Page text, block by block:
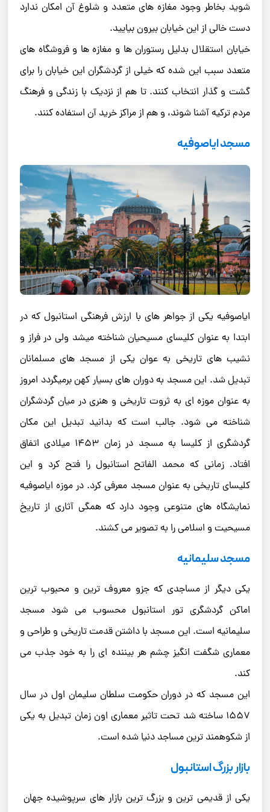
شوید بخاطر وجود مغازه های متعدد و شلوغ آن امکان ندارد
دست خالی از این خیابان بیرون بیایید.
خیابان استقلال بدلیل رستوران ها و مغازه ها و فروشگاه های
متعدد سبب این شده که خیلی از گردشگران این خیابان را برای
گشت و گذار انتخاب کنند. تا هم از نزدیک با زندگی و فرهنگ
مردم ترکیه آشنا شوند، و هم از مراکز خرید آن استفاده کنند.
مسجد ایاصوفیه
ایاصوفیه یکی از جواهر های با ارزش فرهنگی استانبول که در
ابتدا به عنوان کلیسای مسیحیان شناخته میشد ولی در فراز و
نشیب های تاریخی به عوان یکی از مسجد های مسلمانان
تبدیل شد. این مسجد به دوران های بسیار کهن برمیگردد امروز
به عنوان موزه ای به ثروت تاریخی و هنری در میان گردشگران
شناخته می شود. جالب است که بدانید تبدیل این مکان
گردشگری از کلیسا به مسجد در زمان 1453 میلادی اتفاق
افتاد. زمانی که محمد الفاتح استانبول را فتح کرد و این
کلیسای تاریخی به عنوان مسجد معرفی کرد. در موزه ایاصوفیه
نمایشگاه های متنوعی وجود دارد که همگی آثاری از تاریخ
مسیحیت و اسلامی را به تصویر می کشند.
مسجد سلیمانیه
یکی دیگر از مساجدی که جزو معروف ترین و محبوب ترین
اماکن گردشگری تور استانبول محسوب می شود مسجد
سلیمانیه است. این مسجد با داشتن قدمت تاریخی و طراحی و
معماری شگفت انگیز چشم هر بیننده ای را به خود جذب می
کند.
این مسجد که در دوران حکومت سلطان سلیمان اول در سال
1557 ساخته شد تحت تاثیر معماری اون زمان تبدیل به یکی
از شکوهمند ترین مساجد دنیا شده است.
بازار بزرگ استانبول
یکی از قدیمی ترین و بزرگ ترین بازار های سرپوشیده جهان